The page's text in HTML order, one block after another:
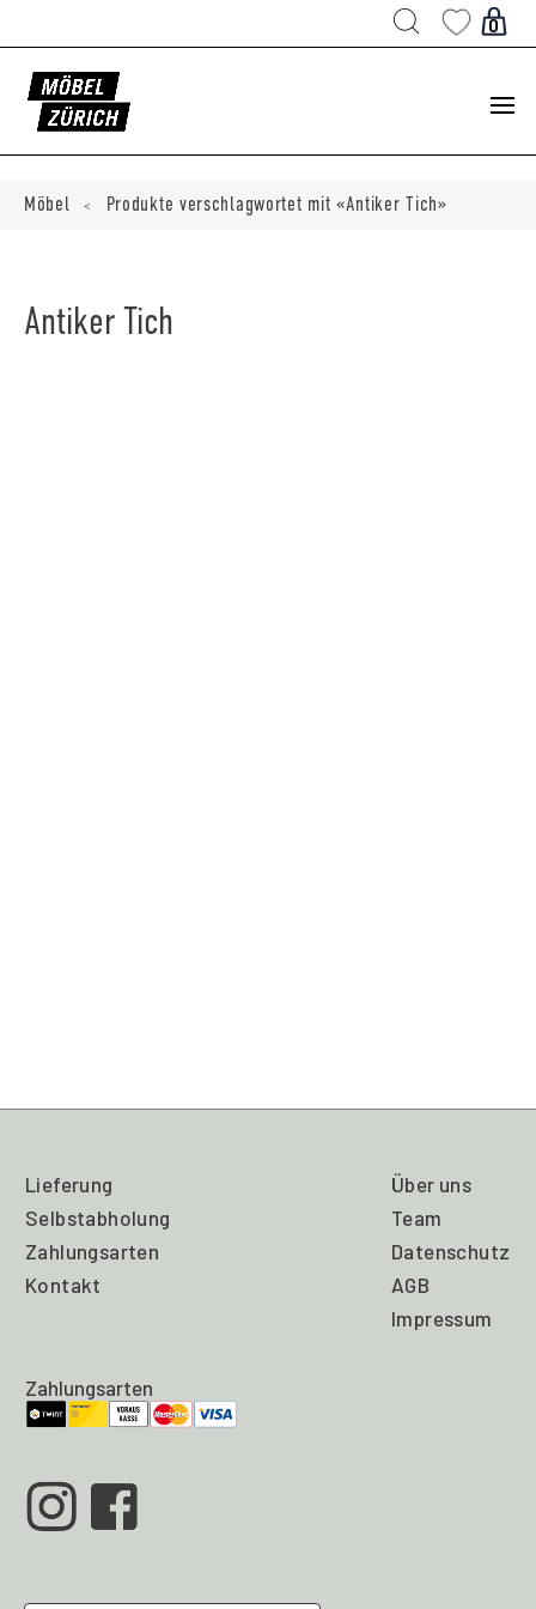
0
Möbel < Produkte verschlagwortet mit «Antiker Tich»
Antiker Tich
Lieferung
Selbstabholung
Zahlungsarten
Kontakt
Über uns
Team
Datenschutz
AGB
Impressum
Zahlungsarten